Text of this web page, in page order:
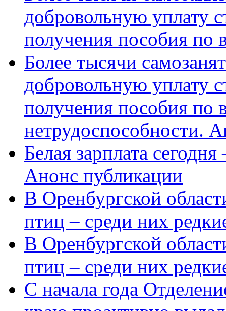
добровольную уплату
получения пособия по
Более тысячи
добровольную уплату
получения пособия по
нетрудоспособности.
Белая зарплата
Анонс публикации
В Оренбургской
птиц – среди них
В Оренбургской
птиц – среди них
С начала года